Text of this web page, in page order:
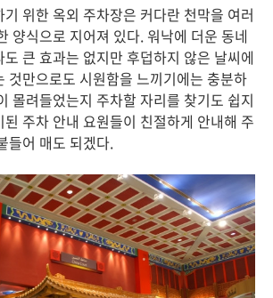
위한 옥외 주차장은 커다란 천막을 여러
양식으로 지어져 있다. 워낙에 더운 동네
큰 효과는 없지만 후덥하지 않은 날씨에
것만으로도 시원함을 느끼기에는 충분하
몰려들었는지 주차할 자리를 찾기도 쉽지
주차 안내 요원들이 친절하게 안내해 주
들어 매도 되겠다.